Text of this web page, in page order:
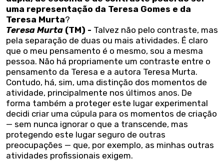
uma representação da Teresa Gomes e da
Teresa Murta?
Teresa Murta (TM) - Talvez não pelo contraste, mas
pela separação de duas ou mais atividades. É claro
que o meu pensamento é o mesmo, sou a mesma
pessoa. Não há propriamente um contraste entre o
pensamento da Teresa e a autora Teresa Murta.
Contudo, há, sim, uma distinção dos momentos de
atividade, principalmente nos últimos anos. De
forma também a proteger este lugar experimental
decidi criar uma cúpula para os momentos de criação
— sem nunca ignorar o que a transcende, mas
protegendo este lugar seguro de outras
preocupações — que, por exemplo, as minhas outras
atividades profissionais exigem.